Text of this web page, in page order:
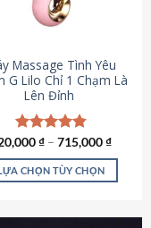
Massage Tình Yêu
G Lilo Chỉ 1 Chạm Là
Lên Đỉnh
Được xếp
hạng4.85
5 sao
₫ – 715,000₫
CHỌN TÙY CHỌN